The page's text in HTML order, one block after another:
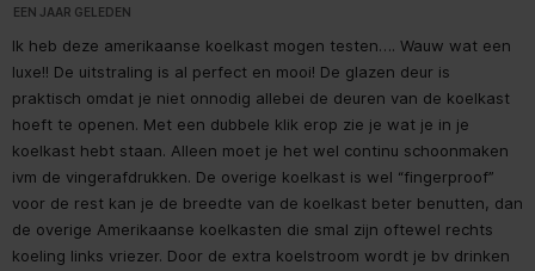
Eisen aan de omgeving
Minimale
omgevingstemperatuur
Maximale
omgevingstemperatuur
43 °C
Netwerk
EEN JAAR GELEDEN
Ik heb deze amerikaanse koelkast mogen testen…. Wauw wat een
luxe!! De uitstraling is al perfect en mooi! De glazen deur is
praktisch omdat je niet onnodig allebei de deuren van de koelkast
hoeft te openen. Met een dubbele klik erop zie je wat je in je
koelkast hebt staan. Alleen moet je het wel continu schoonmaken
ivm de vingerafdrukken. De overige koelkast is wel “fingerproof”
voor de rest kan je de breedte van de koelkast beter benutten, dan
de overige Amerikaanse koelkasten die smal zijn oftewel rechts
koeling links vriezer. Door de extra koelstroom wordt je bv drinken